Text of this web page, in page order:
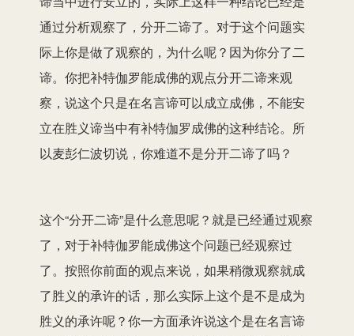
通过分析观察了， 分开二谛了。对于这个问题实
际上你是做了观察的，为什么呢？因为你分了二
谛。你把补特伽罗能成佛的观点分开二谛来观
察，说这个只是在名言谛可以成立成佛，不能安
立在胜义谛当中有补特伽罗成佛的这种结论。所
以麦彭仁波切说，你难道不是分开二谛了吗？
这个“分开二谛”是什么意思呢？就是已经通过观察
了，对于补特伽罗能成佛这个问题已经观察过
了。按照你前面的观点来说，如果稍微观察就成
了胜义的承许的话，那么实际上这个是不是成为
胜义的承许呢？你一方面承许说这个是在名言谛